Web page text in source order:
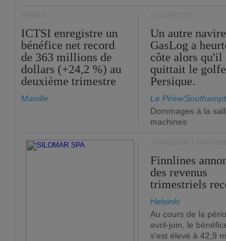
ICTSI enregistre un
bénéfice net record
de 363 millions de
dollars (+24,2 %) au
deuxième trimestre
Manille
Un autre
GasLog a
côte alors qu'il
quittait le golfe
Persique.
Le Pirée/
Dommages à la
machines
Finnlines
des revenus
trimestriels
Helsinki
Au cours de la
avril-juin, le
s'est élevé à 42,9